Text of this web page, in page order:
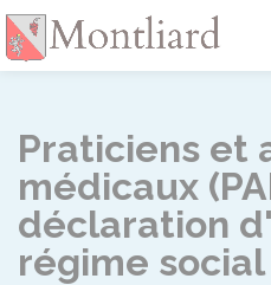
Praticiens et
médicaux
déclaration
régime social